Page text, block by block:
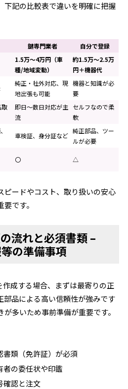
下記の比較表で違いを明確に把握
鍵専門業者
自分で登録
1.5万～4万円（車
種/地域変動）
約1.5万～2.5万
円＋機器代
純正・社外対応、現
地出張も可能
機器と知識が必
要
取
即日～数日対応が主
流
セルフなので柔
軟
車検証、身分証など
純正部品、ツー
ルが必要
〇 △
ピードやコスト、取り扱いの安心
です。
流れと必須書類 –
の準備事項
作成する場合、まずは最寄りの正
部品による高い信頼性が強みです
多いため事前準備が重要です。
書類（免許証）が必須
者の委任状や印鑑
確認と注文